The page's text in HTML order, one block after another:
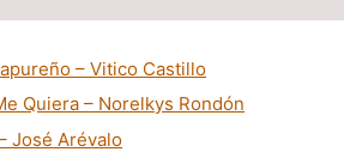
– Vitico Castillo
Quiera – Norelkys Rondón
José Arévalo